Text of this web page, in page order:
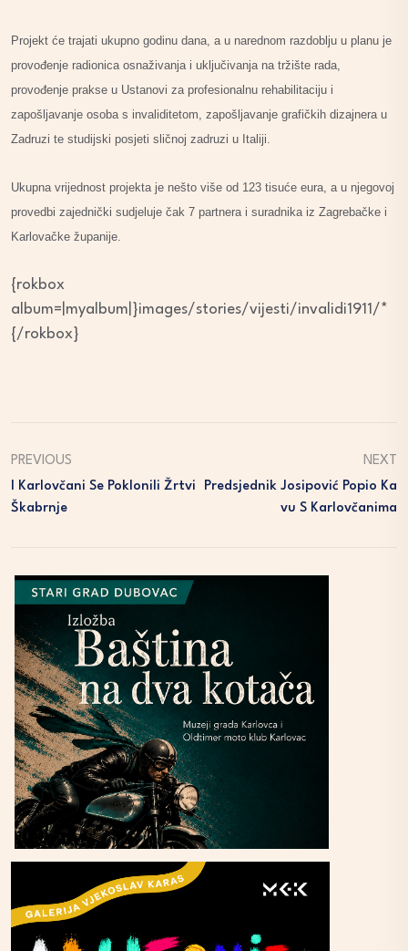
Projekt će trajati ukupno godinu dana, a u narednom razdoblju u planu je
provođenje radionica osnaživanja i uključivanja na tržište rada,
provođenje prakse u Ustanovi za profesionalnu rehabilitaciju i
zapošljavanje osoba s invaliditetom, zapošljavanje grafičkih dizajnera u
Zadruzi te studijski posjeti sličnoj zadruzi u Italiji.
Ukupna vrijednost projekta je nešto više od 123 tisuće eura, a u njegovoj
provedbi zajednički sudjeluje čak 7 partnera i suradnika iz Zagrebačke i
Karlovačke županije.
{rokbox
album=|myalbum|}images/stories/vijesti/invalidi1911/*
{/rokbox}
PREVIOUS
I Karlovčani Se Poklonili Žrtvi
Škabrnje
NEXT
Predsjednik Josipović Popio Ka
Vu S Karlovčanima